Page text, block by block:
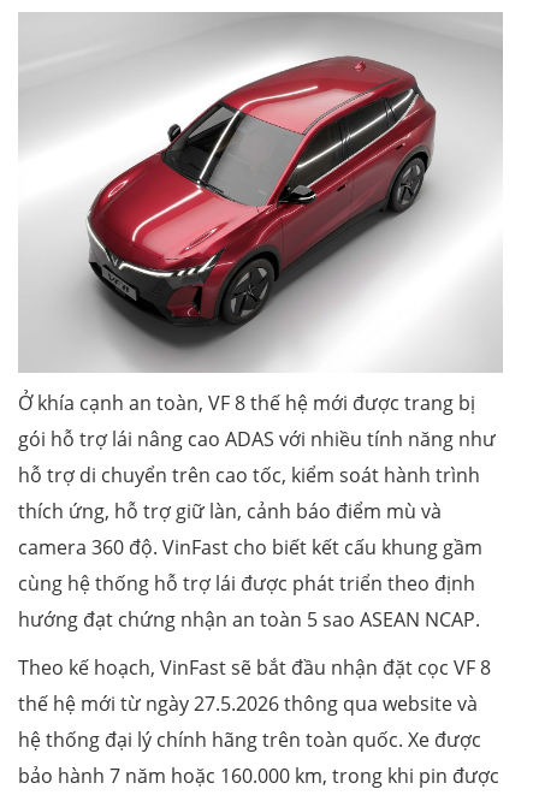
Ở khía cạnh an toàn, VF 8 thế hệ mới được trang bị
gói hỗ trợ lái nâng cao ADAS với nhiều tính năng như
hỗ trợ di chuyển trên cao tốc, kiểm soát hành trình
thích ứng, hỗ trợ giữ làn, cảnh báo điểm mù và
camera 360 độ. VinFast cho biết kết cấu khung gầm
cùng hệ thống hỗ trợ lái được phát triển theo định
hướng đạt chứng nhận an toàn 5 sao ASEAN NCAP.
Theo kế hoạch, VinFast sẽ bắt đầu nhận đặt cọc VF 8
thế hệ mới từ ngày 27.5.2026 thông qua website và
hệ thống đại lý chính hãng trên toàn quốc. Xe được
bảo hành 7 năm hoặc 160.000 km, trong khi pin được